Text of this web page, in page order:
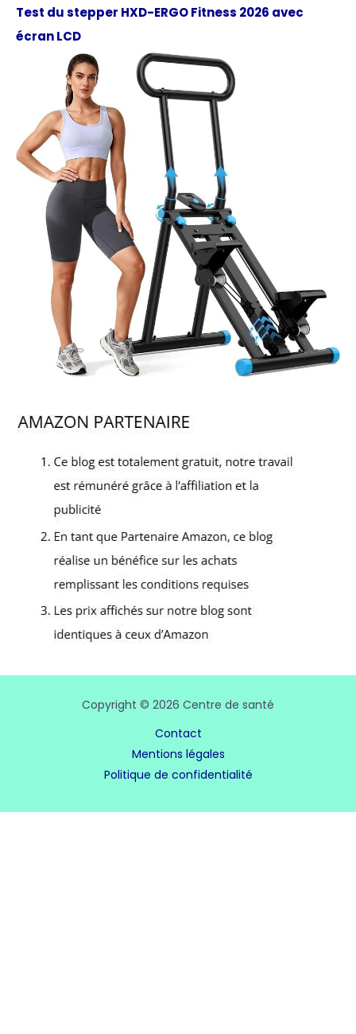
Test du stepper HXD-ERGO Fitness 2026 avec
écran LCD
Copyright © 2026 Centre de santé
Contact
Mentions légales
Politique de confidentialité